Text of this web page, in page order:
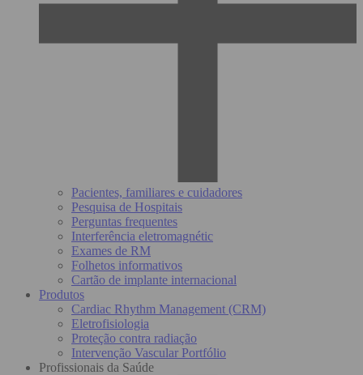
Pacientes, familiares e cuidadores
Pesquisa de Hospitais
Perguntas frequentes
Interferência eletromagnétic
Exames de RM
Folhetos informativos
Cartão de implante internacional
Produtos
Cardiac Rhythm Management (CRM)
Eletrofisiologia
Proteção contra radiação
Intervenção Vascular Portfólio
Profissionais da Saúde